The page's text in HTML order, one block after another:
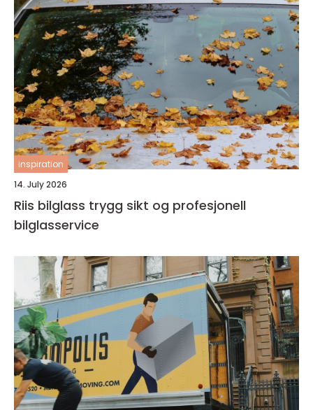
inspiration
14. July 2026
Riis bilglass trygg sikt og profesjonell
bilglasservice